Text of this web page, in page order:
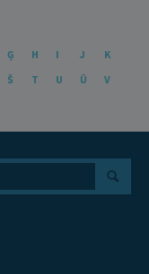
Ģ H I J
K
Š T U Ū
V